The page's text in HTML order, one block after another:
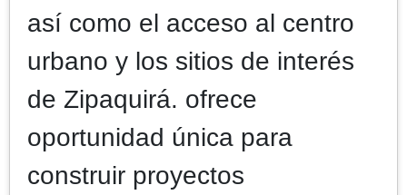
así como el acceso al centro
urbano y los sitios de interés
de Zipaquirá. ofrece
oportunidad única para
construir proyectos